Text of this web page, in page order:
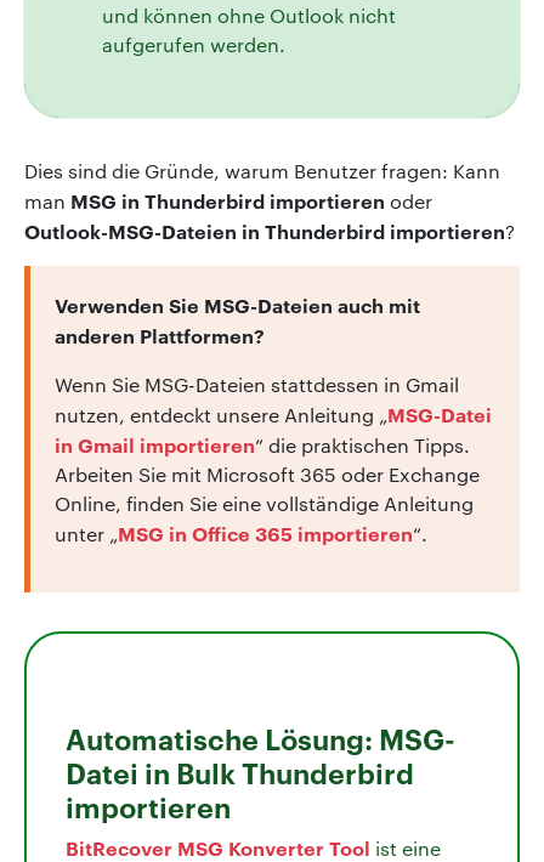
und können ohne Outlook nicht
aufgerufen werden.
Dies sind die Gründe, warum Benutzer fragen: Kann
man MSG in Thunderbird importieren oder
Outlook-MSG-Dateien in Thunderbird importieren?
Verwenden Sie MSG-Dateien auch mit
anderen Plattformen?
Wenn Sie MSG-Dateien stattdessen in Gmail
nutzen, entdeckt unsere Anleitung „MSG-Datei
in Gmail importieren“ die praktischen Tipps.
Arbeiten Sie mit Microsoft 365 oder Exchange
Online, finden Sie eine vollständige Anleitung
unter „MSG in Office 365 importieren“.
Automatische Lösung: MSG-
Datei in Bulk Thunderbird
importieren
BitRecover MSG Konverter Tool ist eine